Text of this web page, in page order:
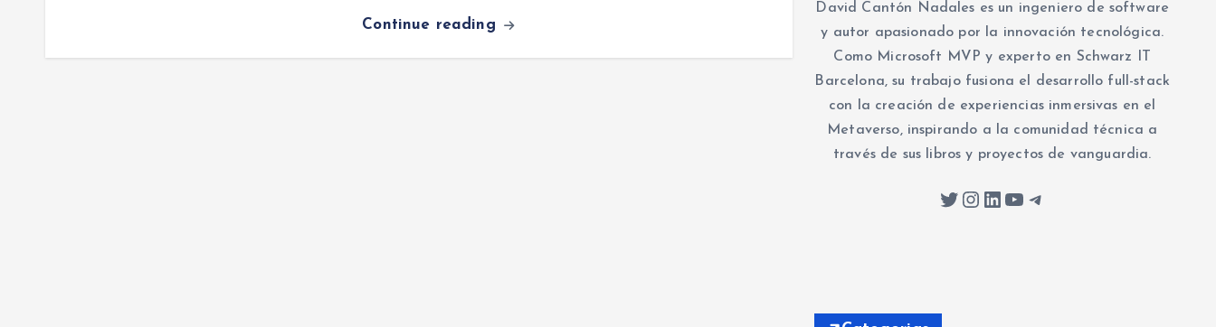
Continue reading
David Cantón Nadales es un ingeniero de software
y autor apasionado por la innovación tecnológica.
Como Microsoft MVP y experto en Schwarz IT
Barcelona, su trabajo fusiona el desarrollo full-stack
con la creación de experiencias inmersivas en el
Metaverso, inspirando a la comunidad técnica a
través de sus libros y proyectos de vanguardia.
Twitter Instagram LinkedIn YouTube Telegram